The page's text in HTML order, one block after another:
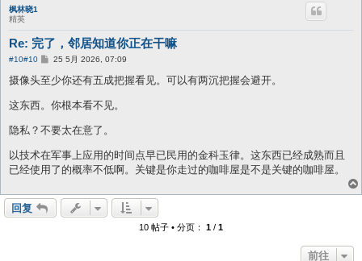
枫林晓1
精英
Re: 完了，邻居知道你正在干嘛
#10#10
帖
25 5月 2026, 07:09
摄像头至少你还有五成把握看见。可以有两沉把握会避开。
这东西。你根本看不见。
隐私？不要太在意了。
以技术在军事上应用的时间点早已民用的金科玉律。这东西已经成熟而且
已经使用了的概率不低啊。关键是你走过的咖啡屋是不是关键的咖啡屋。
回复
10 帖子 • 分页： 1 / 1
前往